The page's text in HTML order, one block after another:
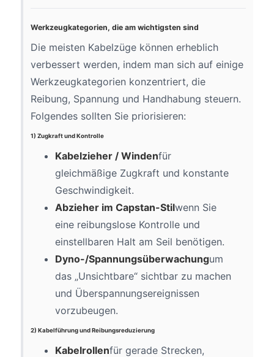
Werkzeugkategorien, die am wichtigsten sind
Die meisten Kabelzüge können erheblich
verbessert werden, indem man sich auf einige
Werkzeugkategorien konzentriert, die
Reibung, Spannung und Handhabung steuern.
Folgendes sollten Sie priorisieren:
1) Zugkraft und Kontrolle
Kabelzieher / Windenfür
gleichmäßige Zugkraft und konstante
Geschwindigkeit.
Abzieher im Capstan-Stilwenn Sie
eine reibungslose Kontrolle und
einstellbaren Halt am Seil benötigen.
Dyno-/Spannungsüberwachungum
das „Unsichtbare“ sichtbar zu machen
und Überspannungsereignissen
vorzubeugen.
2) Kabelführung und Reibungsreduzierung
Kabelrollenfür gerade Strecken,